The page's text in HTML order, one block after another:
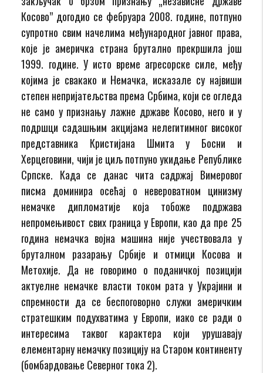
Косово” догодио се фебруара 2008. године, потпуно
супротно свим начелима међународног јавног права,
које је америчка страна брутално прекршила још
1999. године. У исто време агресорске силе, међу
којима је свакако и Немачка, исказале су највиши
степен непријатељства према Србима, који се огледа
не само у признању лажне државе Косово, него и у
подршци садашњим акцијама нелегитимног високог
представника Кристијана Шмита у Босни и
Херцеговини, чији је циљ потпуно укидање Републике
Српске. Када се данас чита садржај Вимеровог
писма доминира осећај о невероватном цинизму
немачке дипломатије која тобоже подржава
непромењивост свих граница у Европи, као да пре 25
година немачка војна машина није учествовала у
бруталном разарању Србије и отмици Косова и
Метохије. Да не говоримо о поданичкој позицији
актуелне немачке власти током рата у Украјини и
спремности да се беспоговорно служи америчким
стратешким подухватима у Европи, иако се ради о
интересима таквог карактера који урушавају
елементарну немачку позицију на Старом континенту
(бомбардовање Северног тока 2).